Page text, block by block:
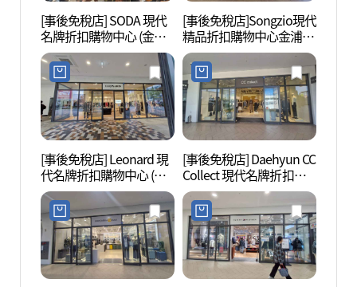
[事後免稅店] SODA 現代
名牌折扣購物中心 (金浦
店)(소다 현대프리미엄아
울렛 김포점)
[事後免稅店]Songzio現代
精品折扣購物中心金浦店
(송지오 현대프리미엄아
울렛 김포점)
[事後免稅店] Leonard 現
代名牌折扣購物中心 (金
浦店)(레오나드 현대프리
미엄아울렛 김포점)
[事後免稅店] Daehyun CC
Collect 現代名牌折扣購
物中心 (金浦店)(씨씨콜렉
트 현대프리미엄아울렛
김포점)